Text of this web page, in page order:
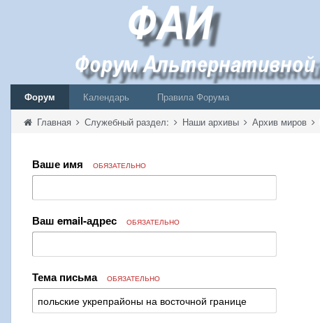
Форум Календарь
Правила Форума
Главная Служебный раздел: Наши архивы Архив миров
Ваше имя ОБЯЗАТЕЛЬНО
Ваш email-адрес ОБЯЗАТЕЛЬНО
Тема письма ОБЯЗАТЕЛЬНО